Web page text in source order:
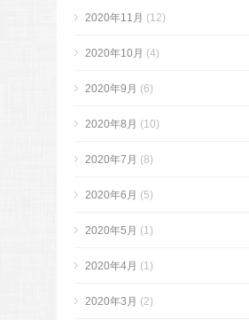
2020年11月 (12)
2020年10月 (4)
2020年9月 (6)
2020年8月 (10)
2020年7月 (8)
2020年6月 (5)
2020年5月 (1)
2020年4月 (1)
2020年3月 (2)